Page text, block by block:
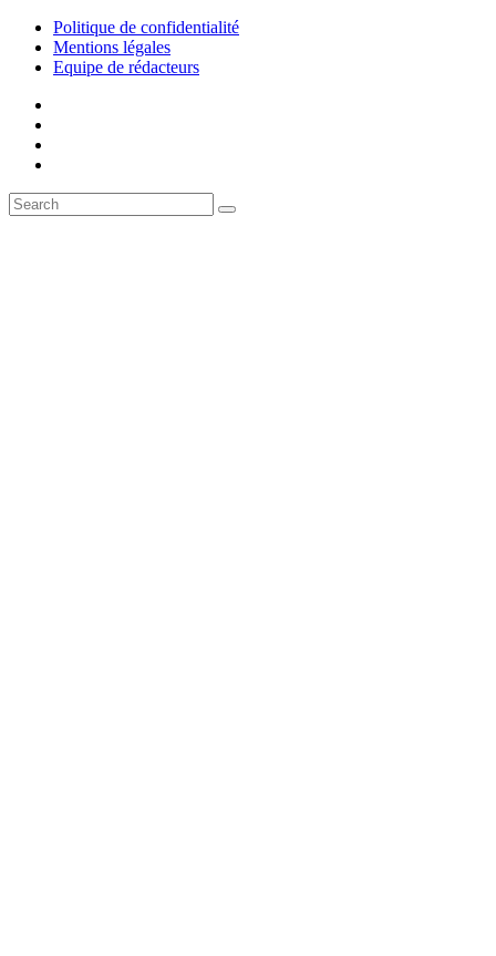
Politique de confidentialité
Mentions légales
Equipe de rédacteurs